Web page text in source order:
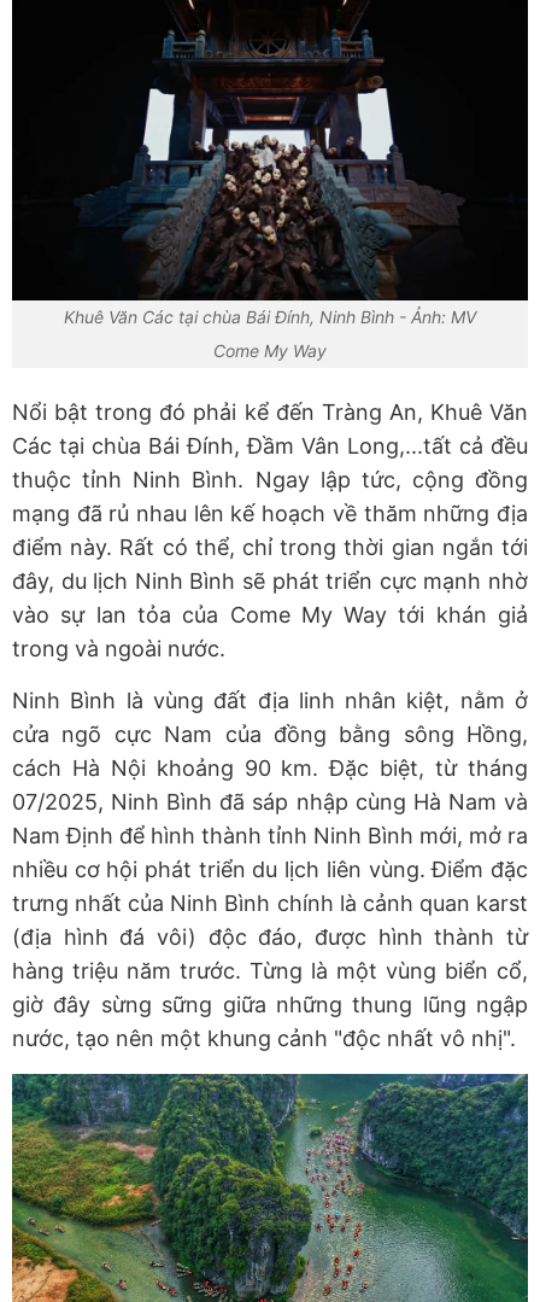
Khuê Văn Các tại chùa Bái Đính, Ninh Bình - Ảnh: MV
Come My Way
Nổi bật trong đó phải kể đến Tràng An, Khuê Văn
Các tại chùa Bái Đính, Đầm Vân Long,...tất cả đều
thuộc tỉnh Ninh Bình. Ngay lập tức, cộng đồng
mạng đã rủ nhau lên kế hoạch về thăm những địa
điểm này. Rất có thể, chỉ trong thời gian ngắn tới
đây, du lịch Ninh Bình sẽ phát triển cực mạnh nhờ
vào sự lan tỏa của Come My Way tới khán giả
trong và ngoài nước.
Ninh Bình là vùng đất địa linh nhân kiệt, nằm ở
cửa ngõ cực Nam của đồng bằng sông Hồng,
cách Hà Nội khoảng 90 km. Đặc biệt, từ tháng
07/2025, Ninh Bình đã sáp nhập cùng Hà Nam và
Nam Định để hình thành tỉnh Ninh Bình mới, mở ra
nhiều cơ hội phát triển du lịch liên vùng. Điểm đặc
trưng nhất của Ninh Bình chính là cảnh quan karst
(địa hình đá vôi) độc đáo, được hình thành từ
hàng triệu năm trước. Từng là một vùng biển cổ,
giờ đây sừng sững giữa những thung lũng ngập
nước, tạo nên một khung cảnh "độc nhất vô nhị".